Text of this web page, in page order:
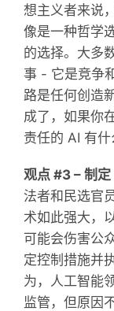
想主义者来说
像是一种哲学
的选择。大多
事 - 它是竞争
路是任何创造
成了，如果你
责任的 AI 有什
观点 #3 – 制定
法者和民选官
术如此强大，
可能会伤害公
定控制措施并
为，人工智能
监管，但原因